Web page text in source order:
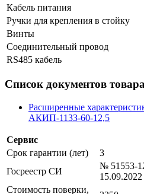
Кабель питания
Ручки для крепления в стойку
Винты
Соединительный провод
RS485 кабель
Список документов
Расширенные
АКИП-1133-60-12,5
Сервис
Срок гарантии (лет)
3
Госреестр СИ
№ 51553-
15.09.2022
Стоимость поверки,